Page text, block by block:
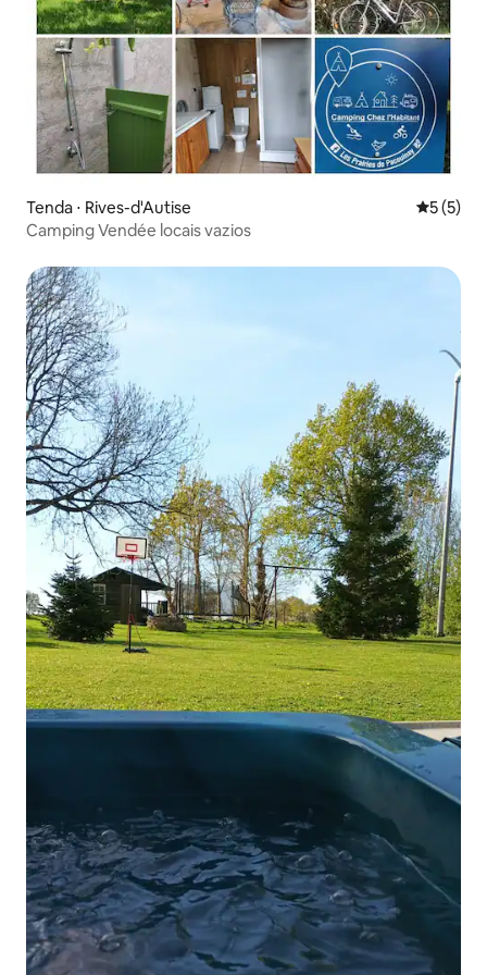
Tenda ⋅ Rives-d'Autise 5 de
5 (5)
Camping Vendée locais vazios